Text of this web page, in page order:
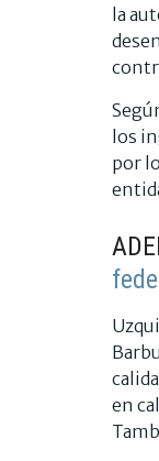
la
los
por
en